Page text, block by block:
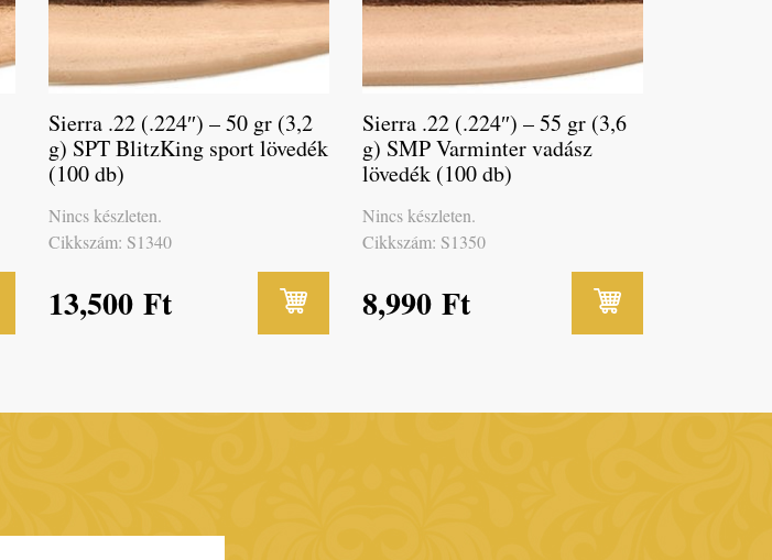
Sierra .22 (.224″) – 50 gr (3,2
g) SPT BlitzKing sport lövedék
(100 db)
Nincs készleten.
Cikkszám: S1340
13,500 Ft
Sierra .22 (.224″) – 55 gr (3,6
g) SMP Varminter vadász
lövedék (100 db)
Nincs készleten.
Cikkszám: S1350
8,990 Ft